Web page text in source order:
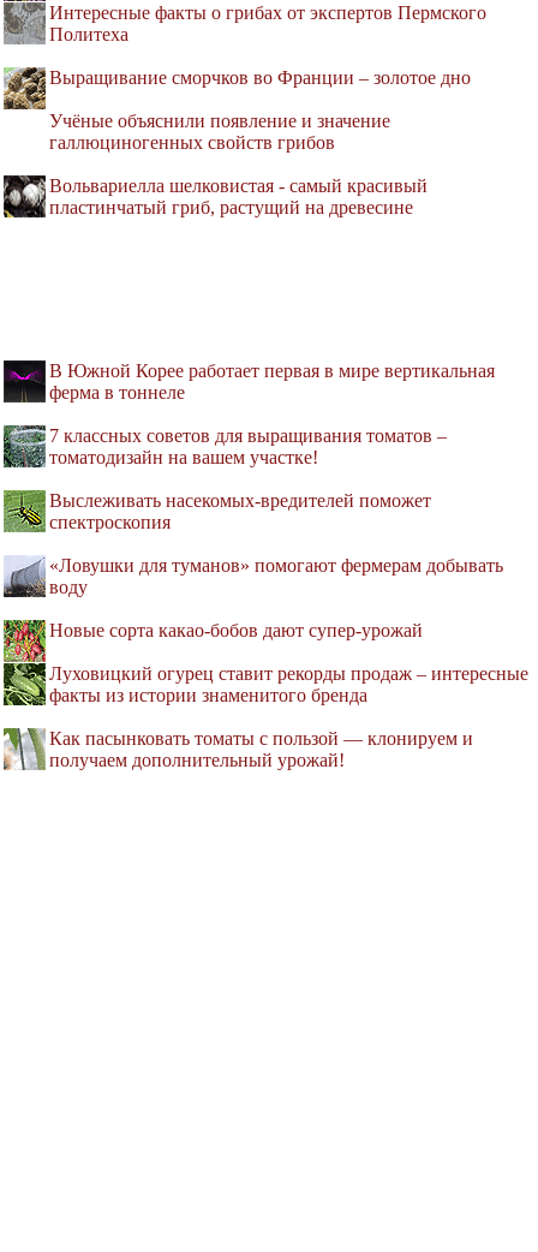
Интересные факты о грибах от экспертов Пермского
Политеха
Выращивание сморчков во Франции – золотое дно
Учёные объяснили появление и значение
галлюциногенных свойств грибов
Вольвариелла шелковистая - самый красивый
пластинчатый гриб, растущий на древесине
В Южной Корее работает первая в мире вертикальная
ферма в тоннеле
7 классных советов для выращивания томатов –
томатодизайн на вашем участке!
Выслеживать насекомых-вредителей поможет
спектроскопия
«Ловушки для туманов» помогают фермерам добывать
воду
Новые сорта какао-бобов дают супер-урожай
Луховицкий огурец ставит рекорды продаж – интересные
факты из истории знаменитого бренда
Как пасынковать томаты с пользой — клонируем и
получаем дополнительный урожай!